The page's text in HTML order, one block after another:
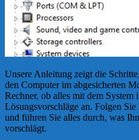
Unsere Anleitung zeigt die
den Computer im abgesicherten
Rechner, ob alles mit dem
Lösungsvorschläge an. Folgen
und führen Sie alles durch, was
vorschlägt.